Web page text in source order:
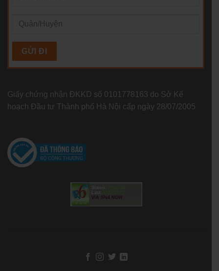
Giấy chứng nhận ĐKKD số 0101778163 do Sở Kế
hoạch Đầu tư Thành phố Hà Nội cấp ngày 28/07/2005
Status:
Last:
VIA IPv4 NOW